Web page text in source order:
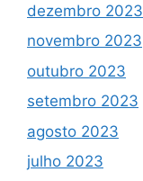
dezembro 2023
novembro 2023
outubro 2023
setembro 2023
agosto 2023
julho 2023